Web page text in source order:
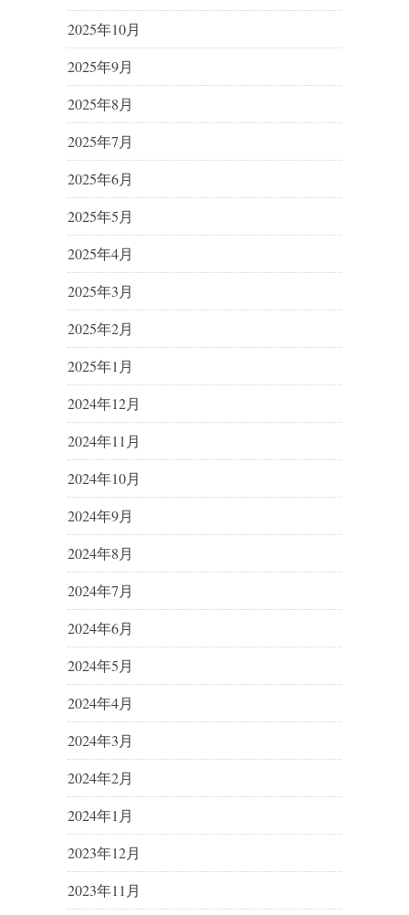
2025年10月
2025年9月
2025年8月
2025年7月
2025年6月
2025年5月
2025年4月
2025年3月
2025年2月
2025年1月
2024年12月
2024年11月
2024年10月
2024年9月
2024年8月
2024年7月
2024年6月
2024年5月
2024年4月
2024年3月
2024年2月
2024年1月
2023年12月
2023年11月